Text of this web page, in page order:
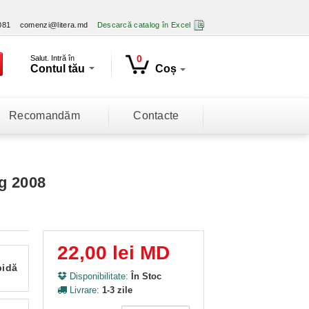
comenzi@litera.md Descarcă catalog în Excel
Salut. Intră în
Contul tău
0
Coș
Recomandăm Contacte
2008
22,00 lei MD
Disponibilitate: În Stoc
Livrare: 1-3 zile